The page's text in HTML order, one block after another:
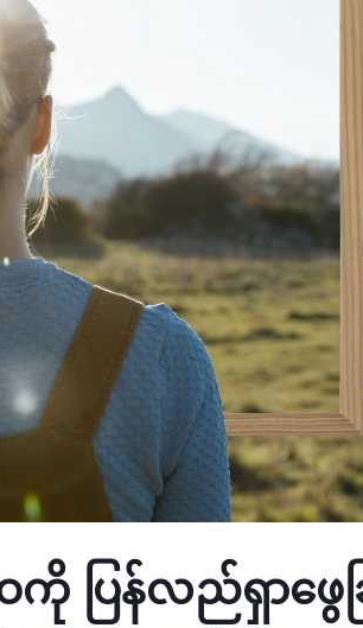
ပြန်လည်ရှာဖွေခ